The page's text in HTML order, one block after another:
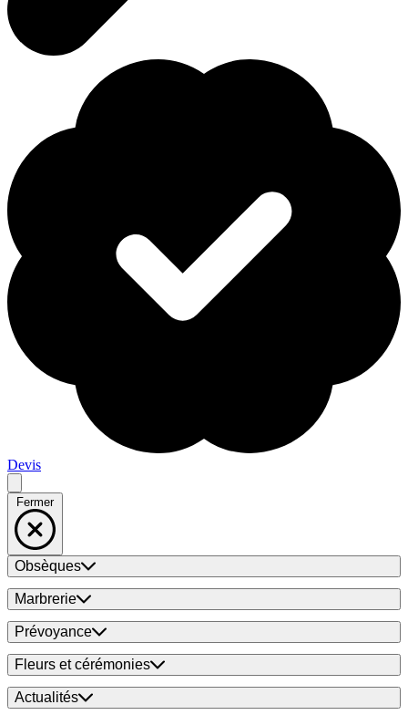
Devis
Fermer
Obsèques
Marbrerie
Prévoyance
Fleurs et cérémonies
Actualités